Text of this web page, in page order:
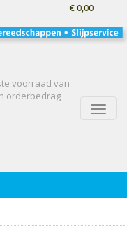
voorraad van
orderbedrag
€ 0,00
Toggle